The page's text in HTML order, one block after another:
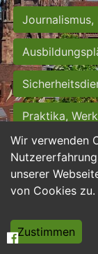
Wir verwenden
unserer
von Cookies zu.
Zustimmen
Journalismus,
Praktika,
Hilfskräfte,